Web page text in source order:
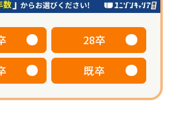
ら
IT
就
活
対
研
28卒
既卒